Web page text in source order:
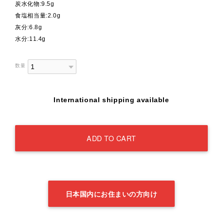
炭水化物:9.5g
食塩相当量:2.0g
灰分:6.8g
水分:11.4g
数量
International shipping available
ADD TO CART
日本国内にお住まいの方向け